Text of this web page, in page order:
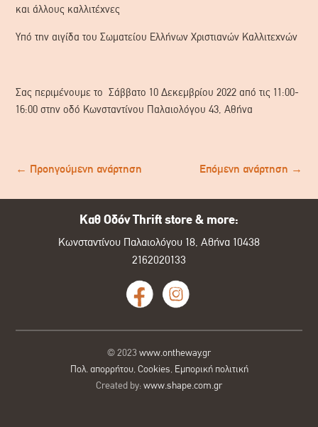
και άλλους καλλιτέχνες
Υπό την αιγίδα του Σωματείου Ελλήνων Χριστιανών Καλλιτεχνών
Σας περιμένουμε το Σάββατο 10 Δεκεμβρίου 2022 από τις 11:00-
16:00 στην οδό Κωνσταντίνου Παλαιολόγου 43, Αθήνα
← Προηγούμενη ανάρτηση Επόμενη ανάρτηση →
Καθ Οδόν Thrift store & more:
Κωνσταντίνου Παλαιολόγου 18, Αθήνα 10438
2162020133
© 2023 www.ontheway.gr
Πολ. απορρήτου,Cookies, Εμπορική πολιτική
Created by:www.shape.com.gr